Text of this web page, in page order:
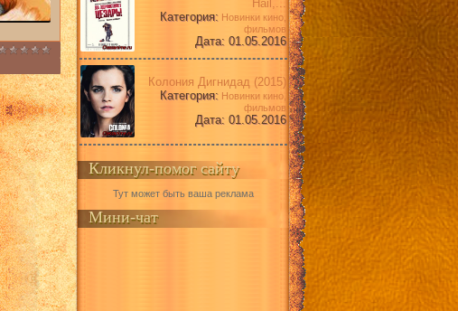
Hail,...
Категория: Новинки кино,
фильмов
Дата: 01.05.2016
Колония Дигнидад (2015)
Категория: Новинки кино,
фильмов
Дата: 01.05.2016
Кликнул-помог сайту
Тут может быть ваша реклама
Мини-чат